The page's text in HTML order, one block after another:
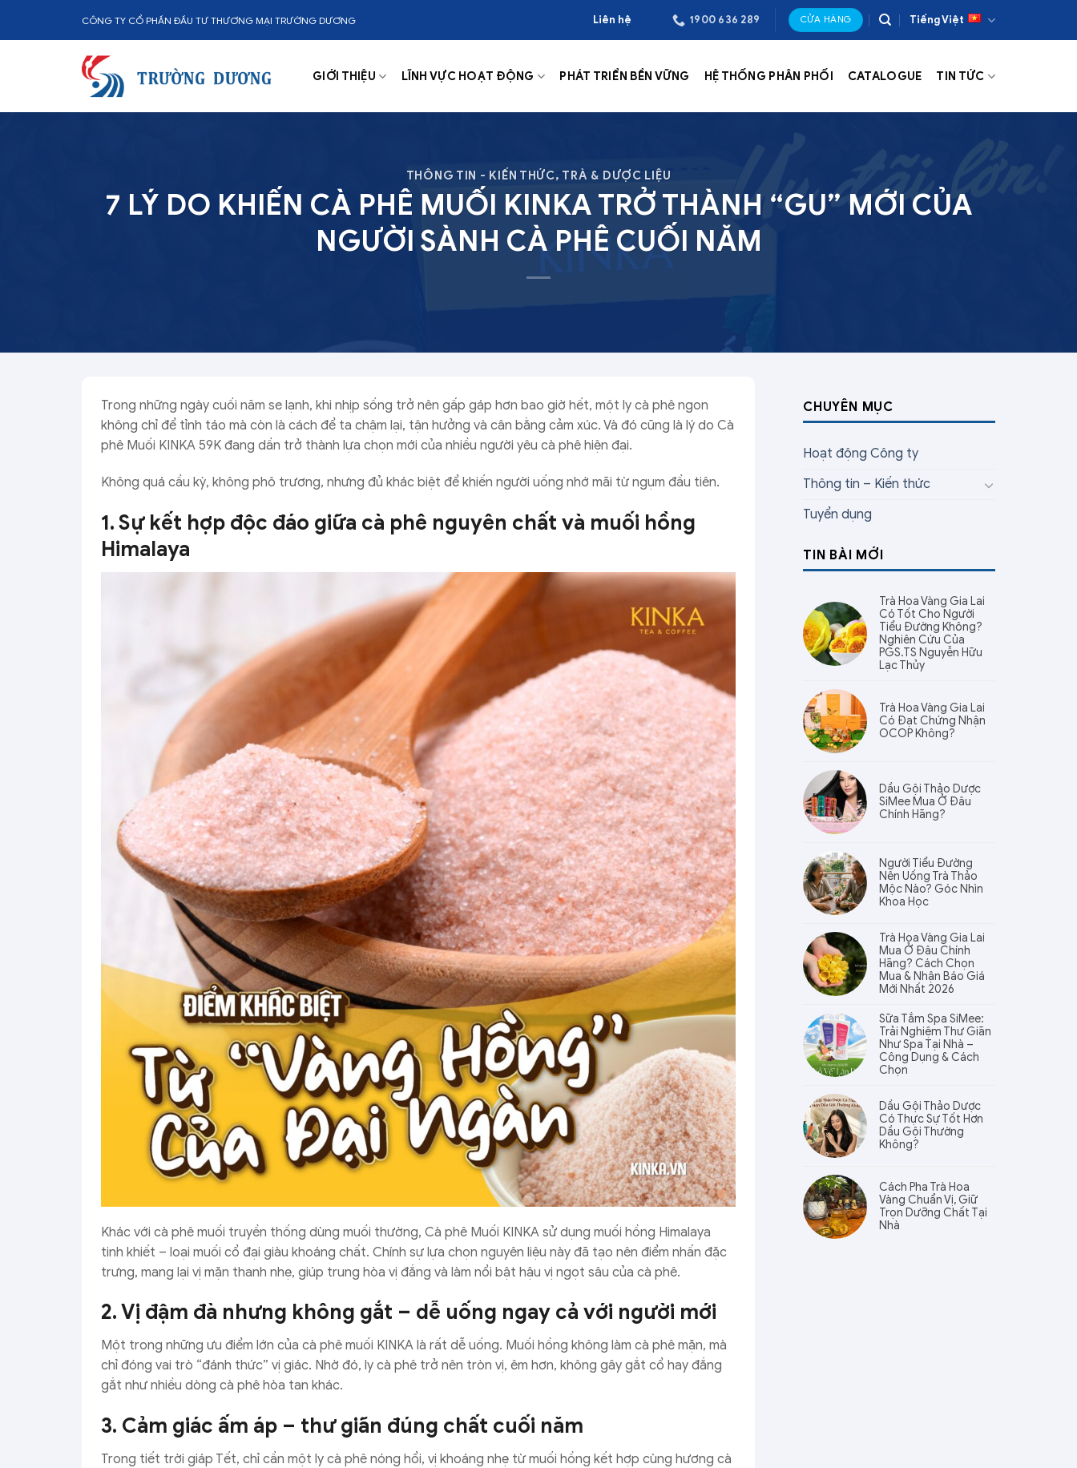
CÔNG TY CỔ PHẦN ĐẦU TƯ THƯƠNG MẠI TRƯỜNG DƯƠNG Liên hệ 1900 636 289 CỬA HÀNG Tiếng Việt
GIỚI THIỆU LĨNH VỰC HOẠT ĐỘNG PHÁT TRIỂN BỀN VỮNG HỆ THỐNG PHÂN PHỐI CATALOGUE TIN TỨC
THÔNG TIN - KIẾN THỨC, TRÀ & DƯỢC LIỆU
7 LÝ DO KHIẾN CÀ PHÊ MUỐI KINKA TRỞ THÀNH “GU” MỚI CỦA
NGƯỜI SÀNH CÀ PHÊ CUỐI NĂM
Trong những ngày cuối năm se lạnh, khi nhịp sống trở nên gấp gáp hơn bao giờ hết, một ly cà phê ngon
không chỉ để tỉnh táo mà còn là cách để ta chậm lại, tận hưởng và cân bằng cảm xúc. Và đó cũng là lý do Cà
phê Muối KINKA 59K đang dần trở thành lựa chọn mới của nhiều người yêu cà phê hiện đại.
Không quá cầu kỳ, không phô trương, nhưng đủ khác biệt để khiến người uống nhớ mãi từ ngụm đầu tiên.
1. Sự kết hợp độc đáo giữa cà phê nguyên chất và muối hồng
Himalaya
Khác với cà phê muối truyền thống dùng muối thường, Cà phê Muối KINKA sử dụng muối hồng Himalaya
tinh khiết – loại muối cổ đại giàu khoáng chất. Chính sự lựa chọn nguyên liệu này đã tạo nên điểm nhấn đặc
trưng, mang lại vị mặn thanh nhẹ, giúp trung hòa vị đắng và làm nổi bật hậu vị ngọt sâu của cà phê.
2. Vị đậm đà nhưng không gắt – dễ uống ngay cả với người mới
Một trong những ưu điểm lớn của cà phê muối KINKA là rất dễ uống. Muối hồng không làm cà phê mặn, mà
chỉ đóng vai trò “đánh thức” vị giác. Nhờ đó, ly cà phê trở nên tròn vị, êm hơn, không gây gắt cổ hay đắng
gắt như nhiều dòng cà phê hòa tan khác.
3. Cảm giác ấm áp – thư giãn đúng chất cuối năm
Trong tiết trời giáp Tết, chỉ cần một ly cà phê nóng hổi, vị khoáng nhẹ từ muối hồng kết hợp cùng hương cà
CHUYÊN MỤC
Hoạt động Công ty
Thông tin – Kiến thức
Tuyển dụng
TIN BÀI MỚI
Trà Hoa Vàng Gia Lai
Có Tốt Cho Người
Tiểu Đường Không?
Nghiên Cứu Của
PGS.TS Nguyễn Hữu
Lạc Thủy
Trà Hoa Vàng Gia Lai
Có Đạt Chứng Nhận
OCOP Không?
Dầu Gội Thảo Dược
SiMee Mua Ở Đâu
Chính Hãng?
Người Tiểu Đường
Nên Uống Trà Thảo
Mộc Nào? Góc Nhìn
Khoa Học
Trà Hoa Vàng Gia Lai
Mua Ở Đâu Chính
Hãng? Cách Chọn
Mua & Nhận Báo Giá
Mới Nhất 2026
Sữa Tắm Spa SiMee:
Trải Nghiệm Thư Giãn
Như Spa Tại Nhà –
Công Dụng & Cách
Chọn
Dầu Gội Thảo Dược
Có Thực Sự Tốt Hơn
Dầu Gội Thường
Không?
Cách Pha Trà Hoa
Vàng Chuẩn Vị, Giữ
Trọn Dưỡng Chất Tại
Nhà